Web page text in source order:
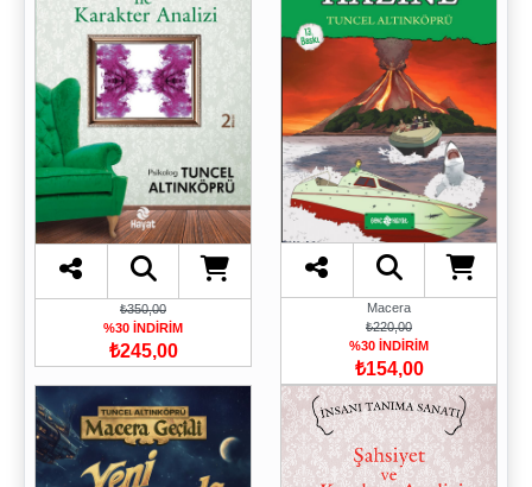
₺350,00
%30 İNDİRİM
₺245,00
Macera
₺220,00
%30 İNDİRİM
₺154,00